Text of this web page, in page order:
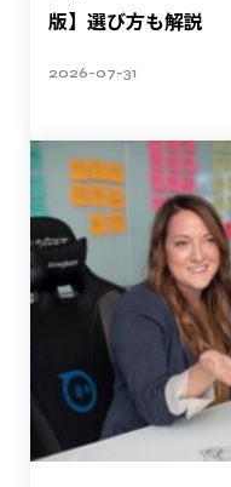
版】選び方も解説
2026-07-31